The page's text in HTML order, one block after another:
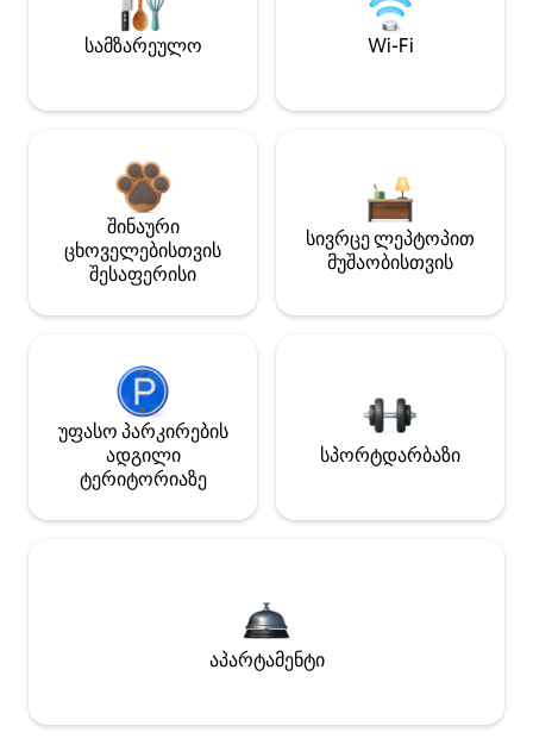
სამზარეულო Wi-Fi
შინაური
ცხოველებისთვის
შესაფერისი
სივრცე ლეპტოპით
მუშაობისთვის
უფასო პარკირების
ადგილი
ტერიტორიაზე
სპორტდარბაზი
აპარტამენტი